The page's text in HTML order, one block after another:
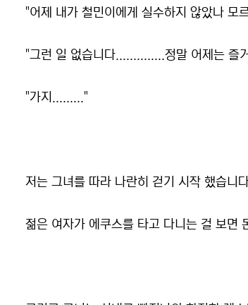
"어제 내가 철민이에게 실수하지 않았나 모
"그런 일 없습니다..............정말 어제는 즐
"가지........."
저는 그녀를 따라 나란히 걷기 시작 했습니
젊은 여자가 에쿠스를 타고 다니는 걸 보면